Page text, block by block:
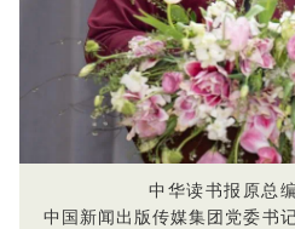
中华读书报原总
中国新闻出版传媒集团党委书